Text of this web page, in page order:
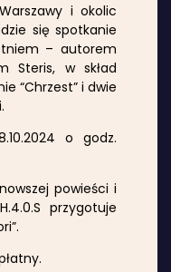
i okolic
się spotkanie
– autorem
Steris, w skład
“Chrzest” i dwie
o godz.
powieści i
przygotuje